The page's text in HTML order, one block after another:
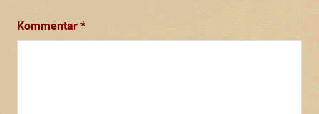
Kommentar *